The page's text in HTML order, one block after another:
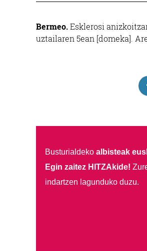
Bermeo.Esklerosi
uztailaren 5ean [domeka].
Busturialdeko albisteak
Egin zaitez HITZAkide!
indartzen lagunduko duzu.